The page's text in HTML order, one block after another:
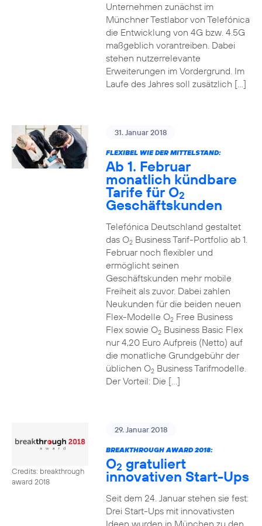
Unternehmen zunächst im
Münchner Testlabor von Telefónica
die Entwicklung von 4G bzw. 4.5G
maßgeblich vorantreiben. Dabei
stehen nutzerrelevante
Erweiterungen im Vordergrund. Im
Laufe des Jahres soll zusätzlich […]
31. Januar 2018
FLEXIBEL WIE DER MITTELSTAND:
Ab 1. Februar
monatlich kündbare
Tarife für O2
Geschäftskunden
Telefónica Deutschland gestaltet
das O2Business Tarif-Portfolio ab 1.
Februar noch flexibler und
ermöglicht seinen
Geschäftskunden mehr mobile
Freiheit als zuvor. Dabei zahlen
Neukunden für die beiden neuen
Flex-Modelle O2Free Business
Flex sowie O2Business Basic Flex
nur 4,20 Euro Aufpreis (Netto) auf
die monatliche Grundgebühr der
üblichen O2Business Tarifmodelle.
Der Vorteil: Die […]
Credits: breakthrough
award 2018
29. Januar 2018
BREAKTHROUGH AWARD 2018:
O2 gratuliert
innovativen Start-Ups
Seit dem 24. Januar stehen sie fest:
Drei Start-Ups mit innovativsten
Ideen wurden in München zu den